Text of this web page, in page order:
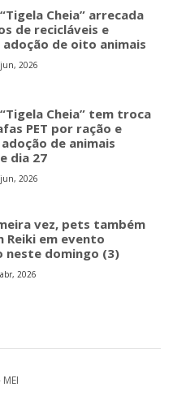
Cheia” arrecada
de recicláveis e
de oito animais
2026
Cheia” tem troca
PET por ração e
de animais
dia 27
2026
vez, pets também
Reiki em evento
domingo (3)
2026